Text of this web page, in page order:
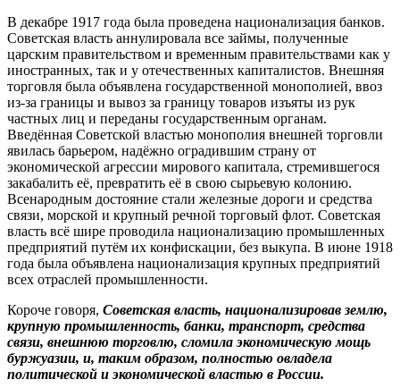
В декабре 1917 года была проведена национализация банков.
Советская власть аннулировала все займы, полученные
царским правительством и временным правительствами как у
иностранных, так и у отечественных капиталистов. Внешняя
торговля была объявлена государственной монополией, ввоз
из-за границы и вывоз за границу товаров изъяты из рук
частных лиц и переданы государственным органам.
Введённая Советской властью монополия внешней торговли
явилась барьером, надёжно оградившим страну от
экономической агрессии мирового капитала, стремившегося
закабалить её, превратить её в свою сырьевую колонию.
Всенародным достояние стали железные дороги и средства
связи, морской и крупный речной торговый флот. Советская
власть всё шире проводила национализацию промышленных
предприятий путём их конфискации, без выкупа. В июне 1918
года была объявлена национализация крупных предприятий
всех отраслей промышленности.
Короче говоря, Советская власть, национализировав землю,
крупную промышленность, банки, транспорт, средства
связи, внешнюю торговлю, сломила экономическую мощь
буржуазии, и, таким образом, полностью овладела
политической и экономической властью в России.